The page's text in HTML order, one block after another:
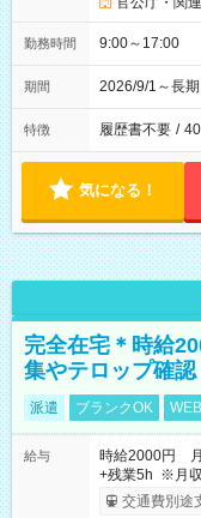
勤務時間 9:00～17:00
期間 2026/9/1～長
特徴 履歴書不要 /
気になる！
完全在宅＊時給
集やテロップ確認
派遣 ブランクOK
給与
時給2000円
+残業5h ※月
取りサービス
交通費別途